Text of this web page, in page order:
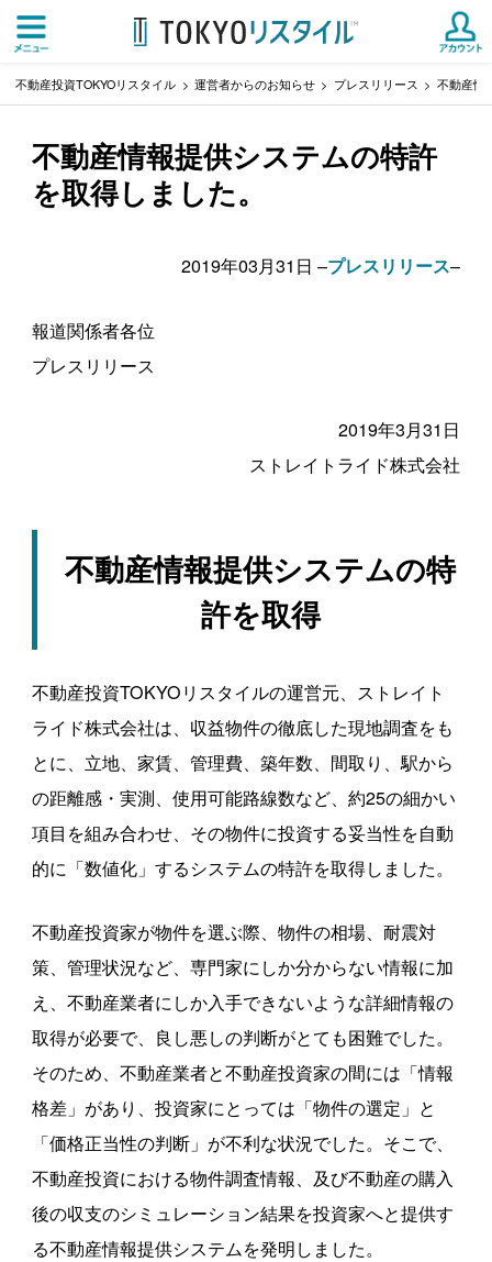
不動産投資TOKYOリスタイル 運営者からのお知らせ プレスリリース 不動産情
不動産情報提供システムの特許
を取得しました。
2019年03月31日 –プレスリリース–
報道関係者各位
プレスリリース
2019年3月31日
ストレイトライド株式会社
不動産情報提供システムの特
許を取得
不動産投資TOKYOリスタイルの運営元、ストレイト
ライド株式会社は、収益物件の徹底した現地調査をも
とに、立地、家賃、管理費、築年数、間取り、駅から
の距離感・実測、使用可能路線数など、約25の細かい
項目を組み合わせ、その物件に投資する妥当性を自動
的に「数値化」するシステムの特許を取得しました。
不動産投資家が物件を選ぶ際、物件の相場、耐震対
策、管理状況など、専門家にしか分からない情報に加
え、不動産業者にしか入手できないような詳細情報の
取得が必要で、良し悪しの判断がとても困難でした。
そのため、不動産業者と不動産投資家の間には「情報
格差」があり、投資家にとっては「物件の選定」と
「価格正当性の判断」が不利な状況でした。そこで、
不動産投資における物件調査情報、及び不動産の購入
後の収支のシミュレーション結果を投資家へと提供す
る不動産情報提供システムを発明しました。